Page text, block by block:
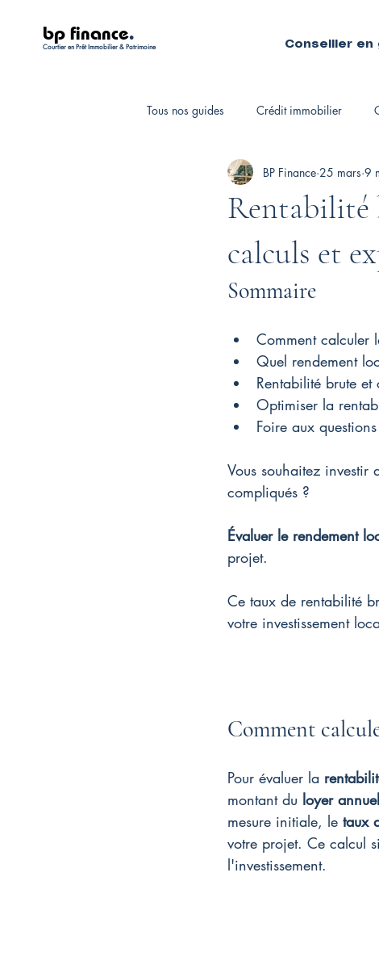
bp finance.
Courtier en Prêt Immobilier & Patrimoine Conseiller en
Tous nos guides Crédit immobilier
Fiscalité personnelle Courtiers
Rentabilité
calculs et
BP Finance 25 mars 9
Sommaire
Comment calculer
Quel rendement
Rentabilité brute
Optimiser la
Foire aux questions
Vous souhaitez
compliqués ?
Évaluer le rendement
projet.
Ce taux de rentabilité
votre investissement
Comment
Pour évaluer la
montant du loyer annuel
mesure initiale, le taux
votre projet. Ce calcul
l'investissement.